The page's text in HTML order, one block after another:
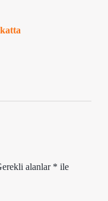
alanlar * ile